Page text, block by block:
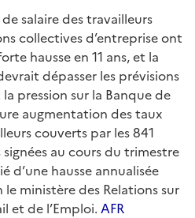
salaire des travailleurs
collectives d’entreprise ont
hausse en 11 ans, et la
dépasser les prévisions
pression sur la Banque de
augmentation des taux
couverts par les 841
au cours du trimestre
d’une hausse annualisée
le ministère des Relations sur
et de l’Emploi. AFR